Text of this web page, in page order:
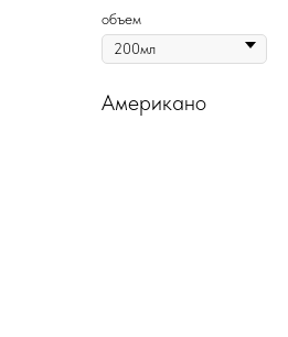
объем
Американо